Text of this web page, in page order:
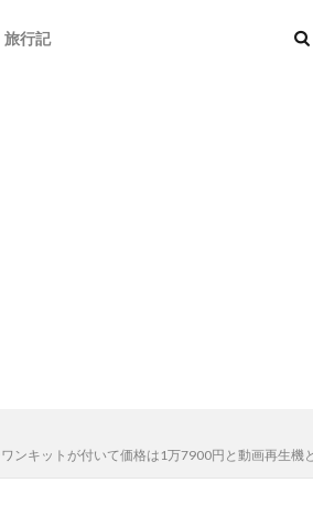
旅行記
ンキットが付いて価格は1万7900円と動画再生機